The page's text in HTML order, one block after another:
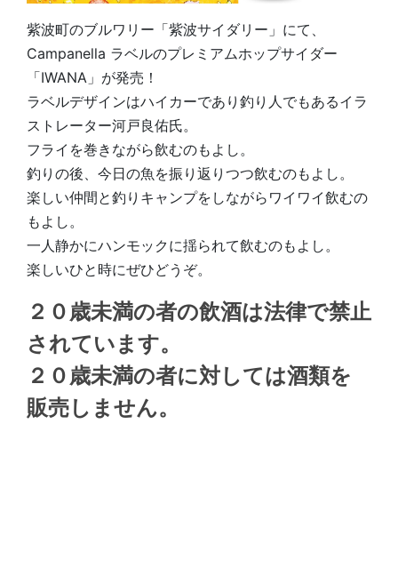
紫波町のブルワリー「紫波サイダリー」にて、
Campanella ラベルのプレミアムホップサイダー
「IWANA」が発売！
ラベルデザインはハイカーであり釣り人でもあるイラ
ストレーター河戸良佑氏。
フライを巻きながら飲むのもよし。
釣りの後、今日の魚を振り返りつつ飲むのもよし。
楽しい仲間と釣りキャンプをしながらワイワイ飲むの
もよし。
一人静かにハンモックに揺られて飲むのもよし。
楽しいひと時にぜひどうぞ。
２０歳未満の者の飲酒は法律で禁止
されています。
２０歳未満の者に対しては酒類を
販売しません。